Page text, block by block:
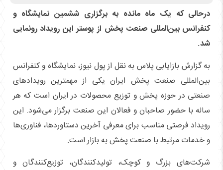
درحالی که یک ماه مانده به برگزاری ششمین نمایشگاه و
کنفرانس بین‌المللی صنعت پخش از پوستر این رویداد رونمایی
شد.
به گزارش بازایابی پلاس به نقل از پول نیوز، نمایشگاه و کنفرانس
بین‌المللی صنعت پخش ایران یکی از مهمترین رویدادهای
صنعتی در حوزه پخش و توزیع محصولات در ایران است که هر
ساله با حضور صاحبان و فعالان این صنعت برگزار می‌شود. این
رویداد فرصتی مناسب برای معرفی آخرین دستاوردها، فناوری‌ها
و خدمات مرتبط با صنعت پخش به بازار است.
شرکت‌های بزرگ و کوچک، تولیدکنندگان، توزیع‌کنندگان و